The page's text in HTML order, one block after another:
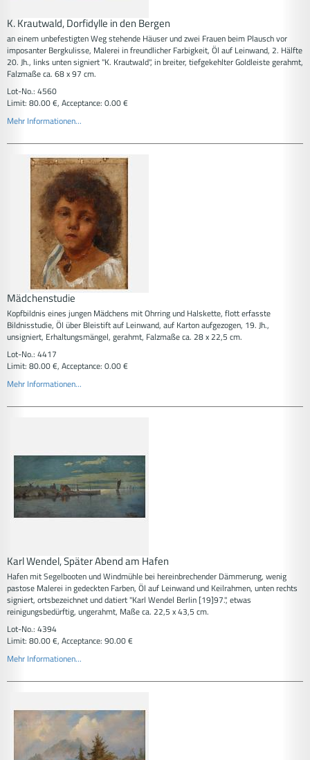
K. Krautwald, Dorfidylle in den Bergen
an einem unbefestigten Weg stehende Häuser und zwei Frauen beim Plausch vor
imposanter Bergkulisse, Malerei in freundlicher Farbigkeit, Öl auf Leinwand, 2. Hälfte
20. Jh., links unten signiert "K. Krautwald", in breiter, tiefgekehlter Goldleiste gerahmt,
Falzmaße ca. 68 x 97 cm.
Lot-No.: 4560
Limit: 80.00 €, Acceptance: 0.00 €
Mehr Informationen...
Mädchenstudie
Kopfbildnis eines jungen Mädchens mit Ohrring und Halskette, flott erfasste
Bildnisstudie, Öl über Bleistift auf Leinwand, auf Karton aufgezogen, 19. Jh.,
unsigniert, Erhaltungsmängel, gerahmt, Falzmaße ca. 28 x 22,5 cm.
Lot-No.: 4417
Limit: 80.00 €, Acceptance: 0.00 €
Mehr Informationen...
Karl Wendel, Später Abend am Hafen
Hafen mit Segelbooten und Windmühle bei hereinbrechender Dämmerung, wenig
pastose Malerei in gedeckten Farben, Öl auf Leinwand und Keilrahmen, unten rechts
signiert, ortsbezeichnet und datiert "Karl Wendel Berlin [19]97.", etwas
reinigungsbedürftig, ungerahmt, Maße ca. 22,5 x 43,5 cm.
Lot-No.: 4394
Limit: 80.00 €, Acceptance: 90.00 €
Mehr Informationen...